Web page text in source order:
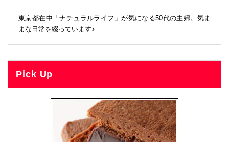
東京都在中「ナチュラルライフ」が気になる50代の主婦。気ま
まな日常を綴っています♪
Pick Up